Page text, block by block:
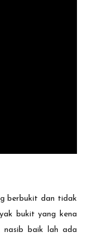
berbukit dan tidak
bukit yang kena
baik lah ada